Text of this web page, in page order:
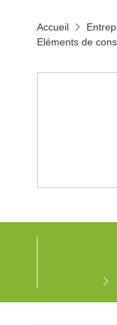
Accueil
Eléments de